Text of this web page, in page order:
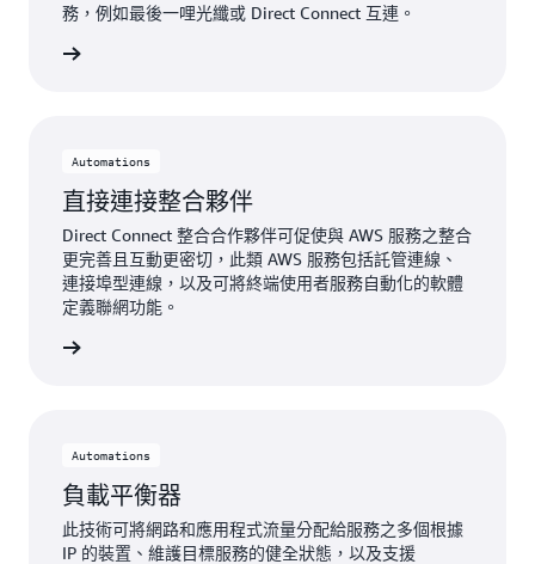
務，例如最後一哩光纖或 Direct Connect 互連。
Automations
直接連接整合夥伴
Direct Connect 整合合作夥伴可促使與 AWS 服務之整合
更完善且互動更密切，此類 AWS 服務包括託管連線、
連接埠型連線，以及可將終端使用者服務自動化的軟體
定義聯網功能。
Automations
負載平衡器
此技術可將網路和應用程式流量分配給服務之多個根據
IP 的裝置、維護目標服務的健全狀態，以及支援